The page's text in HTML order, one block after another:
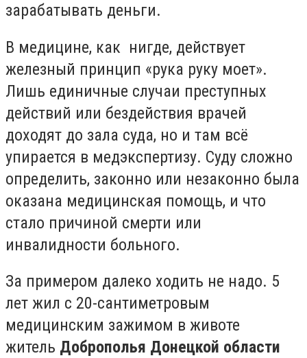
зарабатывать деньги.
В медицине, как нигде, действует
железный принцип «рука руку моет».
Лишь единичные случаи преступных
действий или бездействия врачей
доходят до зала суда, но и там всё
упирается в медэкспертизу. Суду сложно
определить, законно или незаконно была
оказана медицинская помощь, и что
стало причиной смерти или
инвалидности больного.
За примером далеко ходить не надо. 5
лет жил с 20-сантиметровым
медицинским зажимом в животе
житель Доброполья Донецкой области